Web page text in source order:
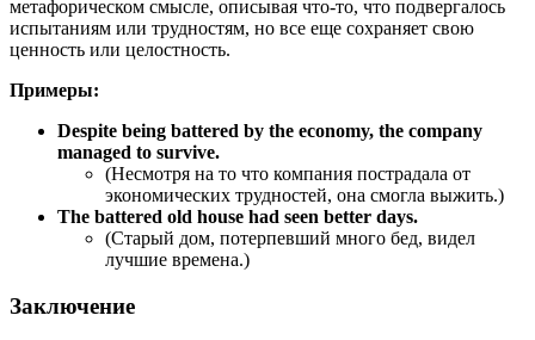
метафорическом смысле, описывая что-то, что подвергалось
испытаниям или трудностям, но все еще сохраняет свою
ценность или целостность.
Примеры:
Despite being battered by the economy, the company
managed to survive.
(Несмотря на то что компания пострадала от
экономических трудностей, она смогла выжить.)
The battered old house had seen better days.
(Старый дом, потерпевший много бед, видел
лучшие времена.)
Заключение